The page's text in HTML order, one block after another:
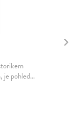
je pohled...